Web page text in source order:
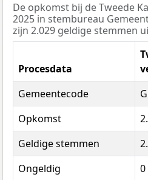
De opkomst bij de Tweede
2025 in stembureau
zijn 2.029 geldige stemmen
Procesdata
Gemeentecode
Opkomst
Geldige stemmen
Ongeldig
0